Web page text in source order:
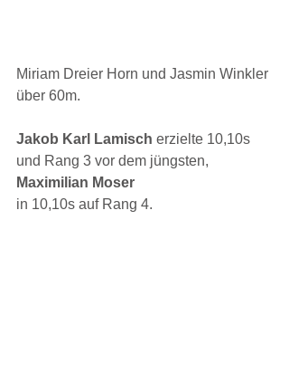
Miriam Dreier Horn und Jasmin Winkler
über 60m.
Jakob Karl Lamisch erzielte 10,10s
und Rang 3 vor dem jüngsten,
Maximilian Moser
in 10,10s auf Rang 4.